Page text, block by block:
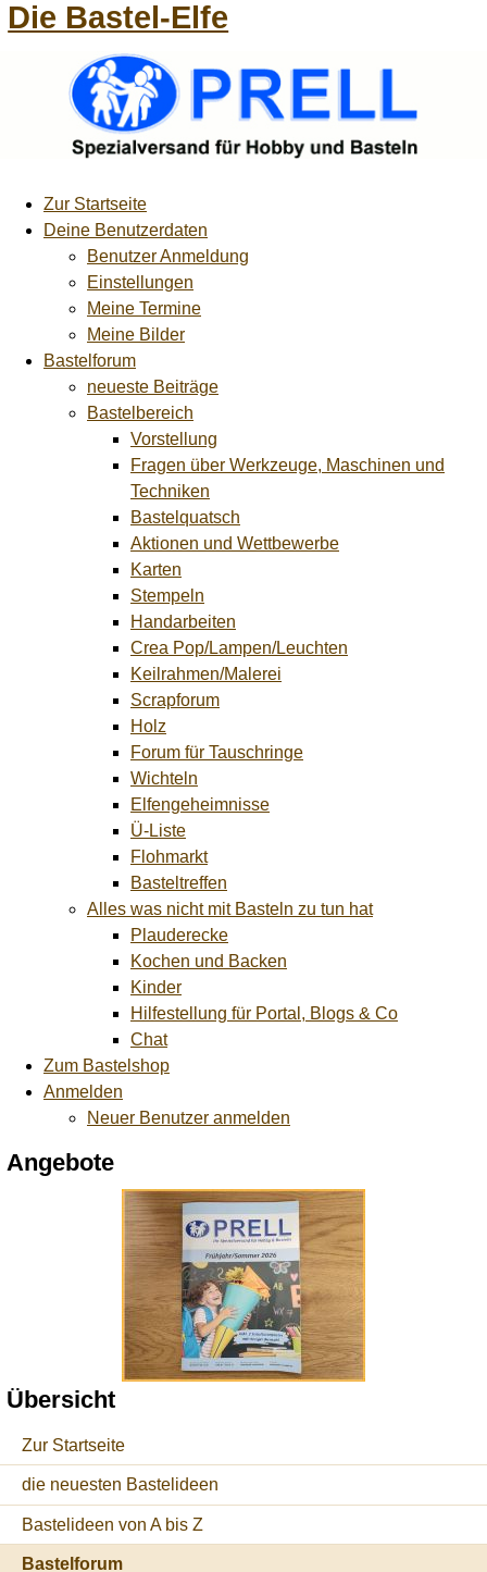
Die Bastel-Elfe
Zur Startseite
Deine Benutzerdaten
Benutzer Anmeldung
Einstellungen
Meine Termine
Meine Bilder
Bastelforum
neueste Beiträge
Bastelbereich
Vorstellung
Fragen über Werkzeuge, Maschinen und
Techniken
Bastelquatsch
Aktionen und Wettbewerbe
Karten
Stempeln
Handarbeiten
Crea Pop/Lampen/Leuchten
Keilrahmen/Malerei
Scrapforum
Holz
Forum für Tauschringe
Wichteln
Elfengeheimnisse
Ü-Liste
Flohmarkt
Basteltreffen
Alles was nicht mit Basteln zu tun hat
Plauderecke
Kochen und Backen
Kinder
Hilfestellung für Portal, Blogs & Co
Chat
Zum Bastelshop
Anmelden
Neuer Benutzer anmelden
Angebote
Übersicht
Zur Startseite
die neuesten Bastelideen
Bastelideen von A bis Z
Bastelforum